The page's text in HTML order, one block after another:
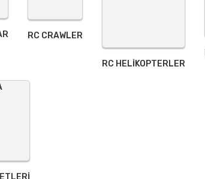
RC CRAWLER
RC HELİKOPTERLER